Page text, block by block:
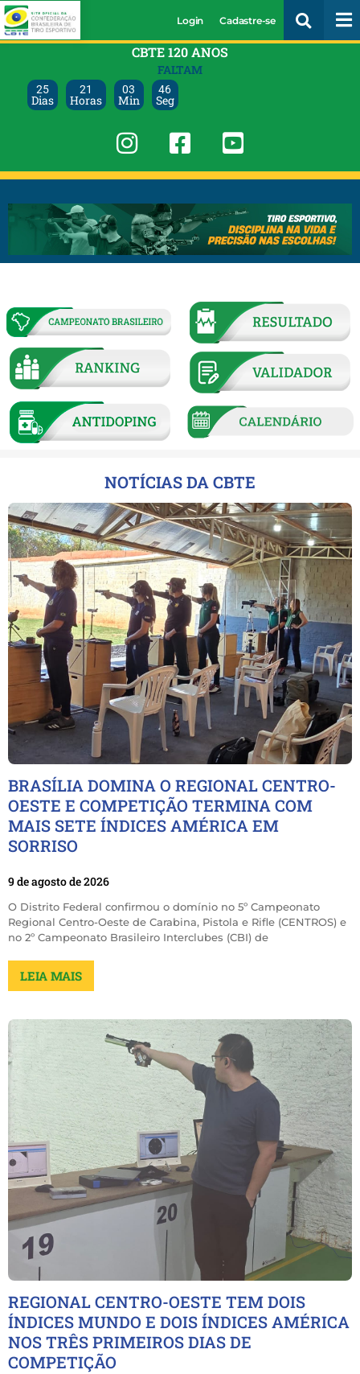
Login Cadastre-se
CBTE 120 ANOS
FALTAM
25
Dias
21
Horas
03
Min
45
Seg
NOTÍCIAS DA CBTE
BRASÍLIA DOMINA O REGIONAL CENTRO-
OESTE E COMPETIÇÃO TERMINA COM
MAIS SETE ÍNDICES AMÉRICA EM
SORRISO
9 de agosto de 2026
O Distrito Federal confirmou o domínio no 5º Campeonato
Regional Centro-Oeste de Carabina, Pistola e Rifle (CENTROS) e
no 2º Campeonato Brasileiro Interclubes (CBI) de
LEIA MAIS
REGIONAL CENTRO-OESTE TEM DOIS
ÍNDICES MUNDO E DOIS ÍNDICES AMÉRICA
NOS TRÊS PRIMEIROS DIAS DE
COMPETIÇÃO